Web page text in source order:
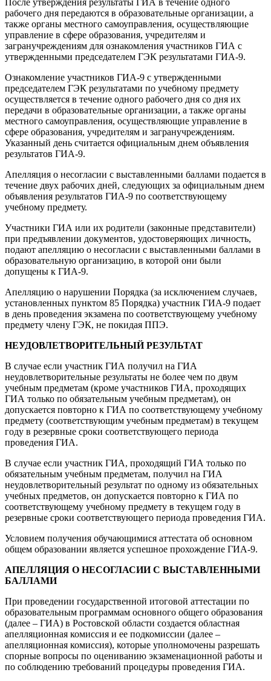
рабочего дня передаются в образовательные организации, а
также органы местного самоуправления, осуществляющие
управление в сфере образования, учредителям и
загранучреждениям для ознакомления участников ГИА с
утвержденными председателем ГЭК результатами ГИА-9.
Ознакомление участников ГИА-9 с утвержденными
председателем ГЭК результатами по учебному предмету
осуществляется в течение одного рабочего дня со дня их
передачи в образовательные организации, а также органы
местного самоуправления, осуществляющие управление в
сфере образования, учредителям и загранучреждениям.
Указанный день считается официальным днем объявления
результатов ГИА-9.
Апелляция о несогласии с выставленными баллами подается в
течение двух рабочих дней, следующих за официальным днем
объявления результатов ГИА-9 по соответствующему
учебному предмету.
Участники ГИА или их родители (законные представители)
при предъявлении документов, удостоверяющих личность,
подают апелляцию о несогласии с выставленными баллами в
образовательную организацию, в которой они были
допущены к ГИА-9.
Апелляцию о нарушении Порядка (за исключением случаев,
установленных пунктом 85 Порядка) участник ГИА-9 подает
в день проведения экзамена по соответствующему учебному
предмету члену ГЭК, не покидая ППЭ.
НЕУДОВЛЕТВОРИТЕЛЬНЫЙ РЕЗУЛЬТАТ
В случае если участник ГИА получил на ГИА
неудовлетворительные результаты не более чем по двум
учебным предметам (кроме участников ГИА, проходящих
ГИА только по обязательным учебным предметам), он
допускается повторно к ГИА по соответствующему учебному
предмету (соответствующим учебным предметам) в текущем
году в резервные сроки соответствующего периода
проведения ГИА.
В случае если участник ГИА, проходящий ГИА только по
обязательным учебным предметам, получил на ГИА
неудовлетворительный результат по одному из обязательных
учебных предметов, он допускается повторно к ГИА по
соответствующему учебному предмету в текущем году в
резервные сроки соответствующего периода проведения ГИА.
Условием получения обучающимися аттестата об основном
общем образовании является успешное прохождение ГИА-9.
АПЕЛЛЯЦИЯ О НЕСОГЛАСИИ С ВЫСТАВЛЕННЫМИ
БАЛЛАМИ
При проведении государственной итоговой аттестации по
образовательным программам основного общего образования
(далее – ГИА) в Ростовской области создается областная
апелляционная комиссия и ее подкомиссии (далее –
апелляционная комиссия), которые уполномочены разрешать
спорные вопросы по оцениванию экзаменационной работы и
по соблюдению требований процедуры проведения ГИА.